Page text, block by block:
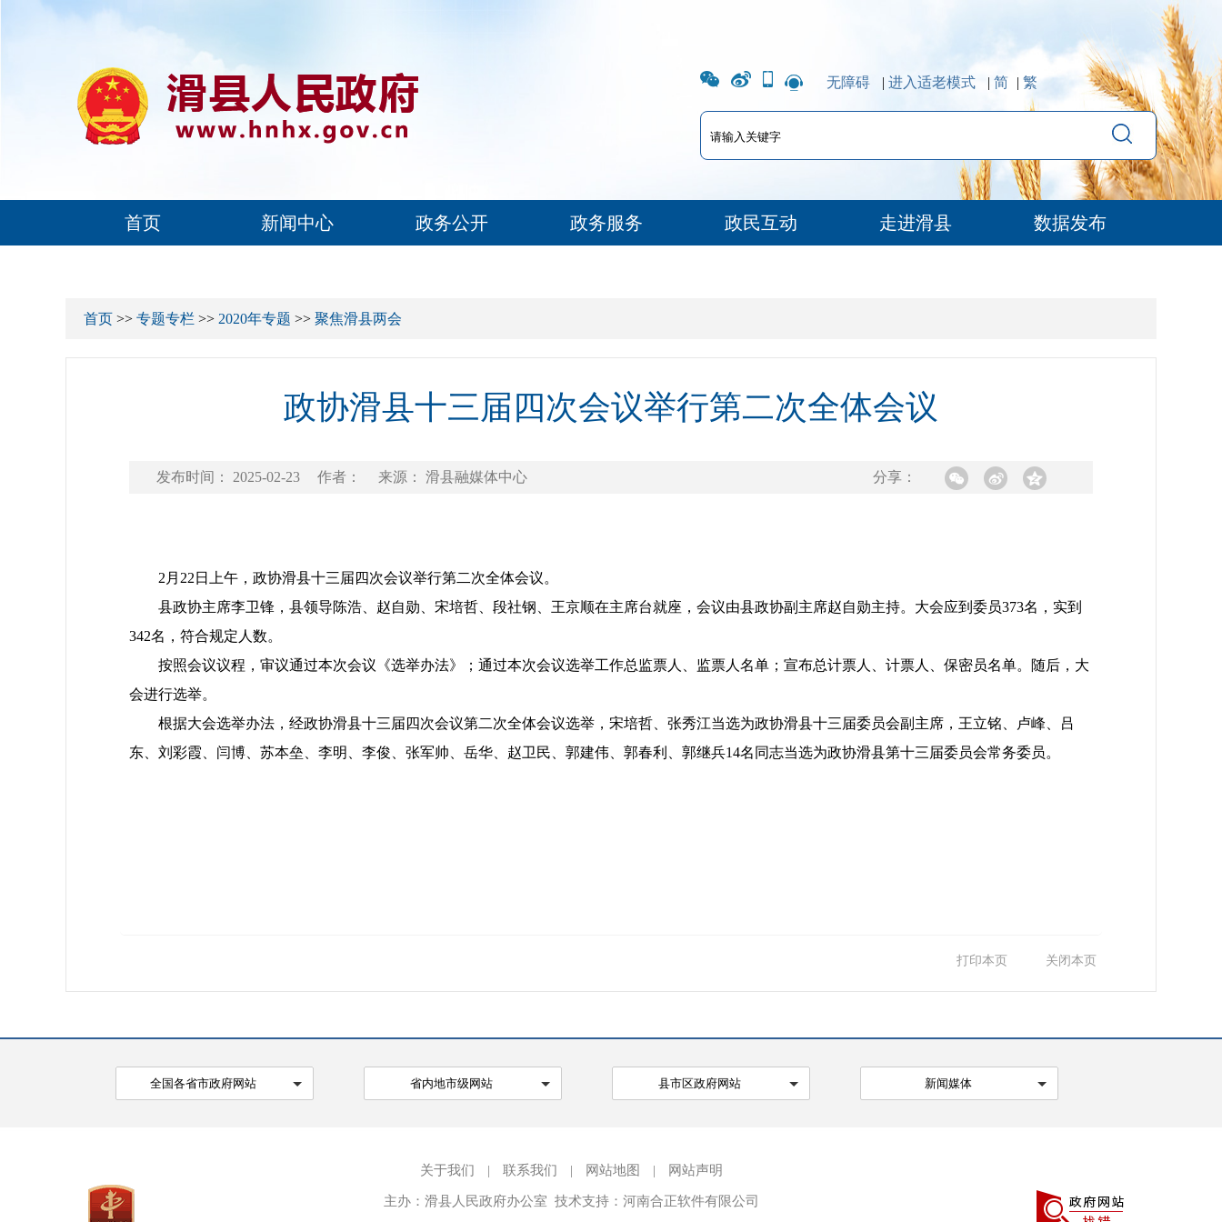
无障碍 | 进入适老模式 | 简 | 繁
首页 新闻中心 政务公开 政务服务 政民互动 走进滑县 数据发布
首页 >> 专题专栏 >> 2020年专题 >> 聚焦滑县两会
政协滑县十三届四次会议举行第二次全体会议
发布时间： 2025-02-23 作者： 来源： 滑县融媒体中心 分享：
2月22日上午，政协滑县十三届四次会议举行第二次全体会议。
县政协主席李卫锋，县领导陈浩、赵自勋、宋培哲、段社钢、王京顺在主席台就座，会议由县政协副主席赵自勋主持。大会应到委员373名，实到
342名，符合规定人数。
按照会议议程，审议通过本次会议《选举办法》；通过本次会议选举工作总监票人、监票人名单；宣布总计票人、计票人、保密员名单。随后，大
会进行选举。
根据大会选举办法，经政协滑县十三届四次会议第二次全体会议选举，宋培哲、张秀江当选为政协滑县十三届委员会副主席，王立铭、卢峰、吕
东、刘彩霞、闫博、苏本垒、李明、李俊、张军帅、岳华、赵卫民、郭建伟、郭春利、郭继兵14名同志当选为政协滑县第十三届委员会常务委员。
打印本页 关闭本页
全国各省市政府网站 省内地市级网站 县市区政府网站 新闻媒体
关于我们 | 联系我们 | 网站地图 | 网站声明
主办：滑县人民政府办公室 技术支持：河南合正软件有限公司